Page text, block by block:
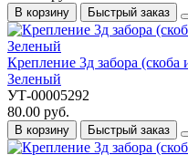
В корзину Быстрый заказ
Крепление 3д забора
Зеленый
УТ-00005292
80.00 руб.
В корзину Быстрый заказ